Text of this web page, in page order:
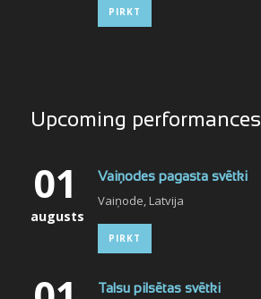
PIRKT
Upcoming performances
01
augusts
Vaiņodes pagasta svētki
Vaiņode, Latvija
PIRKT
Talsu pilsētas svētki